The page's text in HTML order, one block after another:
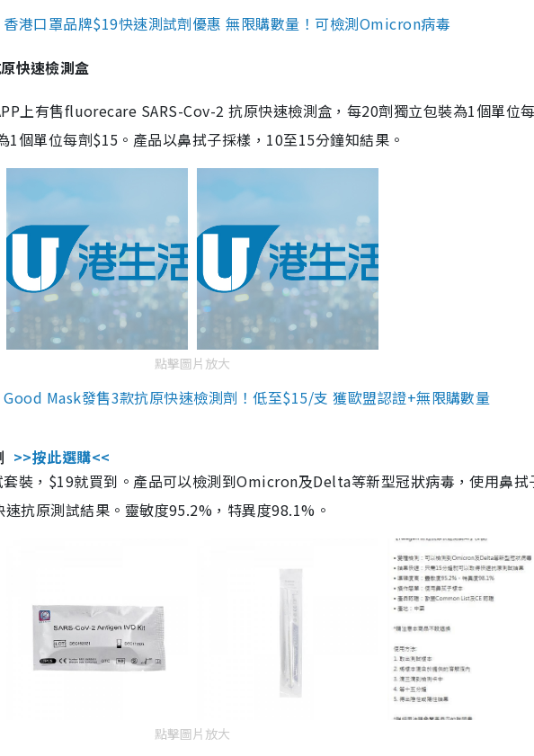
港口罩品牌$19快速測試劑優惠 無限購數量！可檢測Omicron病毒
快速檢測盒
上有售fluorecare SARS-Cov-2 抗原快速檢測盒，每20劑獨立包裝為1個單位
個單位每劑$15。產品以鼻拭子採樣，10至15分鐘知結果。
點擊圖片放大
Mask發售3款抗原快速檢測劑！低至$15/支 獲歐盟認證+無限購數量
>>按此選購<<
裝，$19就買到。產品可以檢測到Omicron及Delta等新型冠狀病毒，使用鼻拭
抗原測試結果。靈敏度95.2%，特異度98.1%。
點擊圖片放大